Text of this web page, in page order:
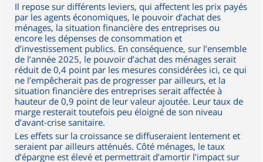
Il repose sur différents leviers, qui affectent les prix payés
par les agents économiques, le pouvoir d’achat des
ménages, la situation financière des entreprises ou
encore les dépenses de consommation et
d’investissement publics. En conséquence, sur l’ensemble
de l’année 2025, le pouvoir d’achat des ménages serait
réduit de 0,4 point par les mesures considérées ici, ce qui
ne l’empêcherait pas de progresser par ailleurs, et la
situation financière des entreprises serait affectée à
hauteur de 0,9 point de leur valeur ajoutée. Leur taux de
marge resterait toutefois peu éloigné de son niveau
d’avant-crise sanitaire.
Les effets sur la croissance se diffuseraient lentement et
seraient par ailleurs atténués. Côté ménages, le taux
d’épargne est élevé et permettrait d’amortir l’impact sur